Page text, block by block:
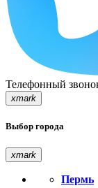
Телефонный
xmark
Выбор города
xmark
Пермь